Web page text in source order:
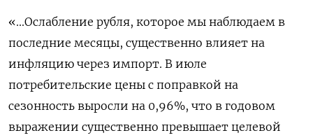
«...Ослабление рубля, которое мы наблюдаем в
последние месяцы, существенно влияет на
инфляцию через импорт. В июле
потребительские цены c поправкой на
сезонность выросли на 0,96%, что в годовом
выражении существенно превышает целевой